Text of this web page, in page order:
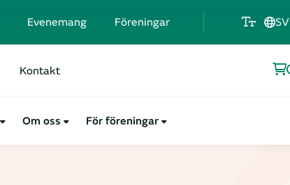
Evenemang Föreningar SV
Kontakt
Om oss För föreningar